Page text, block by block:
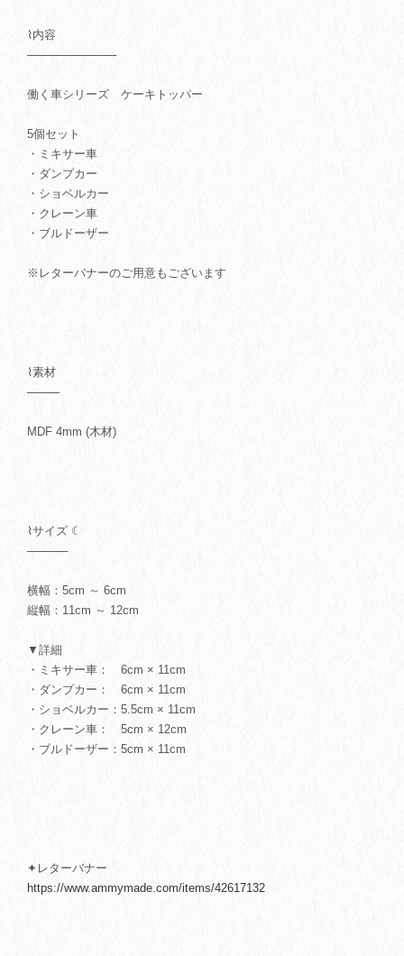
⌇内容
───────────
働く車シリーズ ケーキトッパー
5個セット
・ミキサー車
・ダンプカー
・ショベルカー
・クレーン車
・ブルドーザー
※レターバナーのご用意もございます
⌇素材
────
MDF 4mm (木材)
⌇サイズ ☾
─────
横幅：5cm ～ 6cm
縦幅：11cm ～ 12cm
▼詳細
・ミキサー車： 6cm × 11cm
・ダンプカー： 6cm × 11cm
・ショベルカー：5.5cm × 11cm
・クレーン車： 5cm × 12cm
・ブルドーザー：5cm × 11cm
✦レターバナー
https://www.ammymade.com/items/42617132